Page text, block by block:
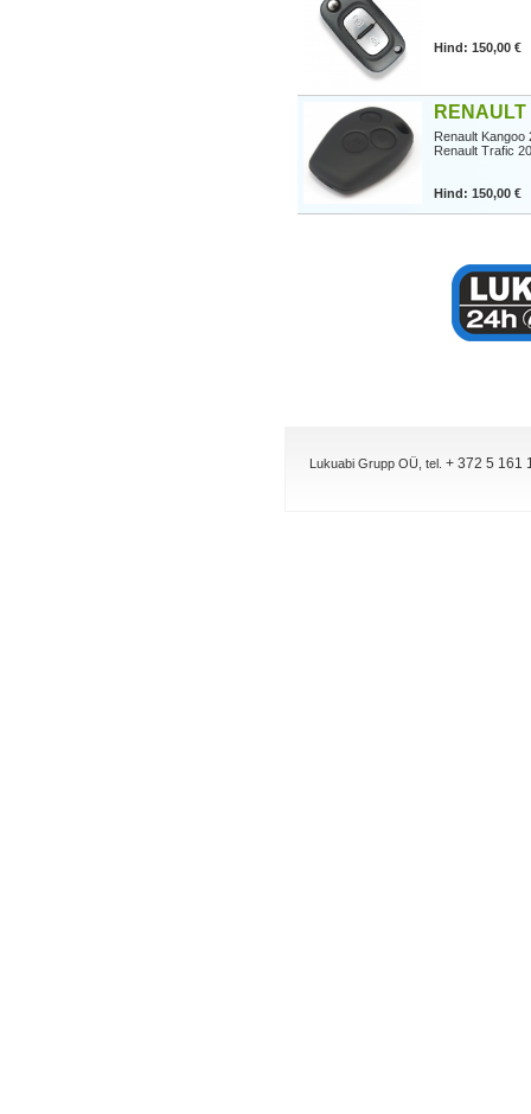
Hind: 150,00 €
Renault Kangoo
Renault Trafic
Hind: 150,00 €
Lukuabi Grupp OÜ, tel. + 372 5 161